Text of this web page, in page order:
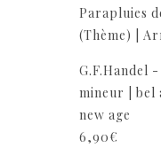
Parapluies
(Thème) |
G.F.Handel
mineur | bel
new age
6,90€